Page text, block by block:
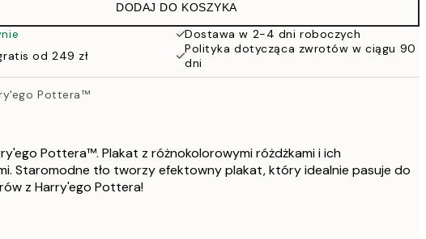
DODAJ DO KOSZYKA
Dostawa w 2-4 dni roboczych
od 249 zł
Polityka dotycząca zwrotów w ciągu 90
dni
Pottera™
Pottera™. Plakat z różnokolorowymi różdżkami i ich
Staromodne tło tworzy efektowny plakat, który idealnie pasuje do
z Harry'ego Pottera!